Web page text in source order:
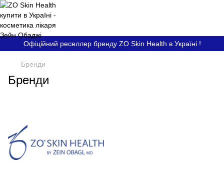
Офіційний реселлер бренду ZO Skin Health в Україні !
Бренди
Бренди